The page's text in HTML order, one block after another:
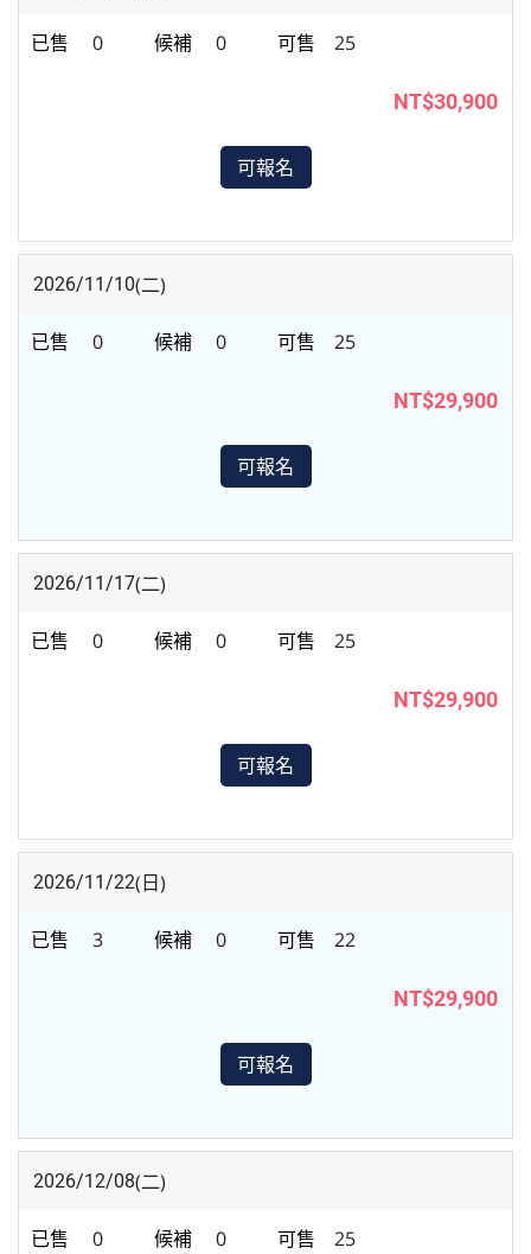
0 0 25
NT$30,900
可報名
2026/11/10(二)
0 0 25
NT$29,900
可報名
2026/11/17(二)
0 0 25
NT$29,900
可報名
2026/11/22(日)
3 0 22
NT$29,900
可報名
2026/12/08(二)
0 0 25